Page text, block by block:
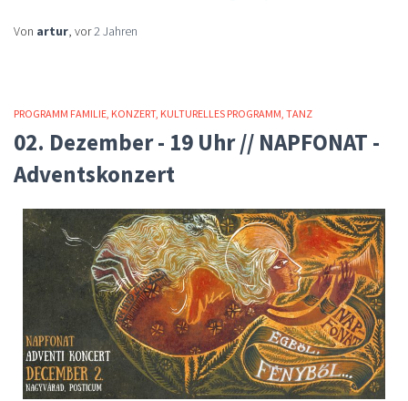
Von artur, vor2 Jahren
PROGRAMM FAMILIE KONZERT KULTURELLES PROGRAMM TANZ
02. Dezember - 19 Uhr // NAPFONAT -
Adventskonzert